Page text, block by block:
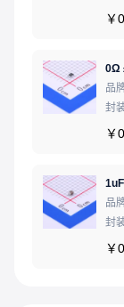
￥
0Ω
品
封
￥
品
封
￥